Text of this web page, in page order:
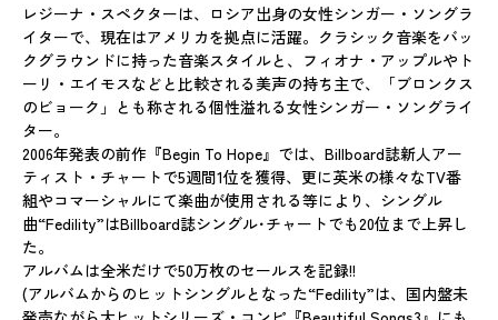
レジーナ・スペクターは、ロシア出身の女性シンガー・ソングラ
イターで、現在はアメリカを拠点に活躍。クラシック音楽をバッ
クグラウンドに持った音楽スタイルと、フィオナ・アップルやト
ーリ・エイモスなどと比較される美声の持ち主で、「ブロンクス
のビョーク」とも称される個性溢れる女性シンガー・ソングライ
ター。
2006年発表の前作『Begin To Hope』では、Billboard誌新人アー
ティスト・チャートで5週間1位を獲得、更に英米の様々なTV番
組やコマーシャルにて楽曲が使用される等により、シングル
曲“Fedility”はBillboard誌シングル･チャートでも20位まで上昇し
た。
アルバムは全米だけで50万枚のセールスを記録!!
(アルバムからのヒットシングルとなった“Fedility”は、国内盤未